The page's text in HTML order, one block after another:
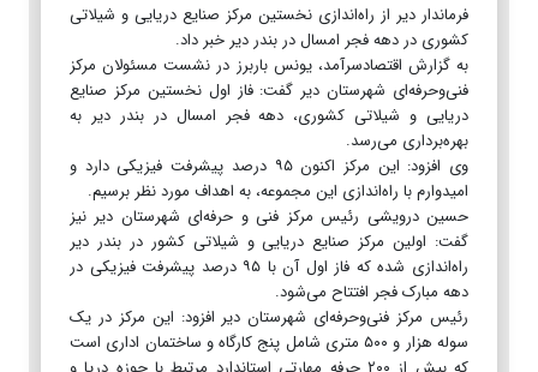
فرماندار دیر از راه‌اندازی نخستین مرکز صنایع دریایی و شیلاتی
کشوری در دهه فجر امسال در بندر دیر خبر داد.
به گزارش اقتصادسرآمد، یونس باربرز در نشست مسئولان مرکز
فنی‌وحرفه‌ای شهرستان دیر گفت: فاز اول نخستین مرکز صنایع
دریایی و شیلاتی کشوری، دهه فجر امسال در بندر دیر به
بهره‌برداری می‌رسد.
وی افزود: این مرکز اکنون ۹۵ درصد پیشرفت فیزیکی دارد و
امیدوارم با راه‌اندازی این مجموعه، به اهداف مورد نظر برسیم.
حسین درویشی رئیس مرکز فنی و حرفه‌ای شهرستان دیر نیز
گفت: اولین مرکز صنایع دریایی و شیلاتی کشور در بندر دیر
راه‌اندازی شده که فاز اول آن با ۹۵ درصد پیشرفت فیزیکی در
دهه مبارک فجر افتتاح می‌شود.
رئیس مرکز فنی‌وحرفه‌ای شهرستان دیر افزود: این مرکز در یک
سوله هزار و ۵۰۰ متری شامل پنج کارگاه و ساختمان اداری است